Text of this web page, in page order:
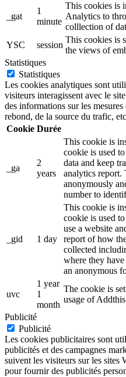
_gat
1
minute
This cookies is
Analytics to
colllection of
YSC
session
This cookies is
the views of
Statistiques
Statistiques
Les cookies analytiques sont
visiteurs interagissent avec le
des informations sur les
rebond, de la source du trafic,
Cookie Durée
_ga
2
years
This cookie is
cookie is used
data and keep
analytics report.
anonymously
number to
_gid 1 day
This cookie is
cookie is used
use a website
report of how
collected
where they
an anonymous
uvc
1 year
1
month
The cookie is
usage of
Publicité
Publicité
Les cookies publicitaires sont
publicités et des campagnes
suivent les visiteurs sur les sites
pour fournir des publicités